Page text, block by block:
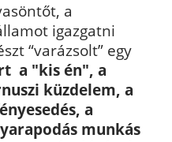
a
igazgatni
“varázsolt” egy
a "kis én", a
küzdelem, a
a
munkás